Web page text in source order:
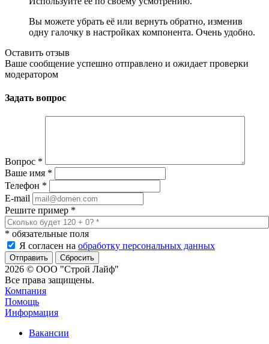
Вы можете убрать её или вернуть обратно, изменив
одну галочку в настройках компонента. Очень удобно.
Оставить отзыв
Ваше сообщение успешно отправлено и ожидает проверки
модератором
Задать вопрос
Вопрос *
Ваше имя *
Телефон *
E-mail
Решите пример *
* обязательные поля
Я согласен на обработку персональных данных
Сбросить
2026 © ООО "Строй Лайф"
Все права защищены.
Компания
Помощь
Информация
Вакансии